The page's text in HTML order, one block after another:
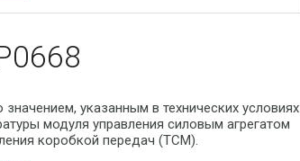
указанным в технических условиях
модуля управления силовым агрегатом
коробкой передач (TCM).